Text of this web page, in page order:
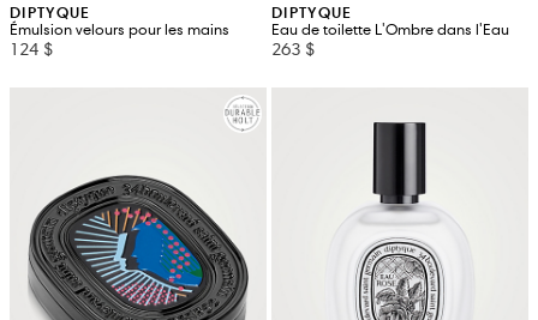
DIPTYQUE
Émulsion velours pour les mains
124 $
DIPTYQUE
Eau de toilette L'Ombre dans l'Eau
263 $